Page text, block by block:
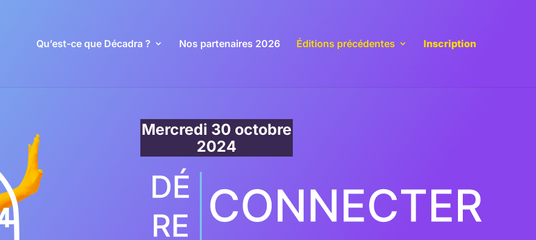
Qu’est-ce que Décadra ? Nos partenaires 2026 Éditions précédentes Inscription
Mercredi 30 octobre
2024